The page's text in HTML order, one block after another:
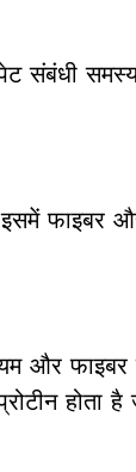
संबंधी
फाइबर
और
होता